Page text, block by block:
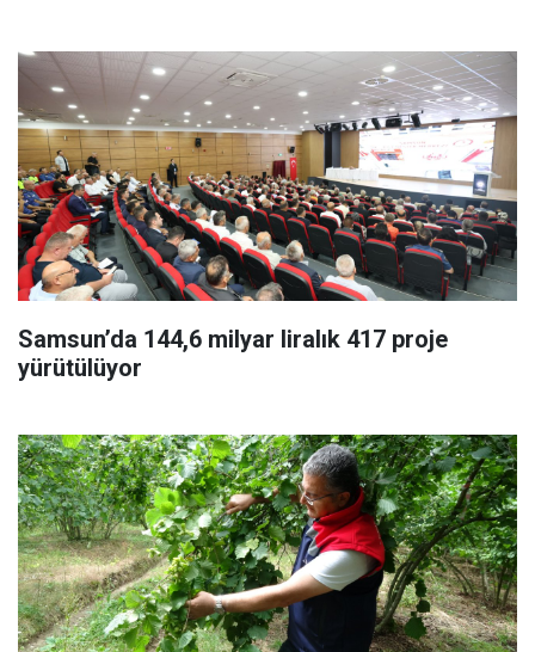
Samsun’da 144,6 milyar liralık 417 proje
yürütülüyor